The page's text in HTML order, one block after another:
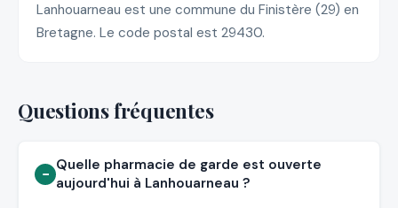
Lanhouarneau est une commune du Finistère (29) en
Bretagne. Le code postal est 29430.
Questions fréquentes
Quelle pharmacie de garde est ouverte
aujourd'hui à Lanhouarneau ?